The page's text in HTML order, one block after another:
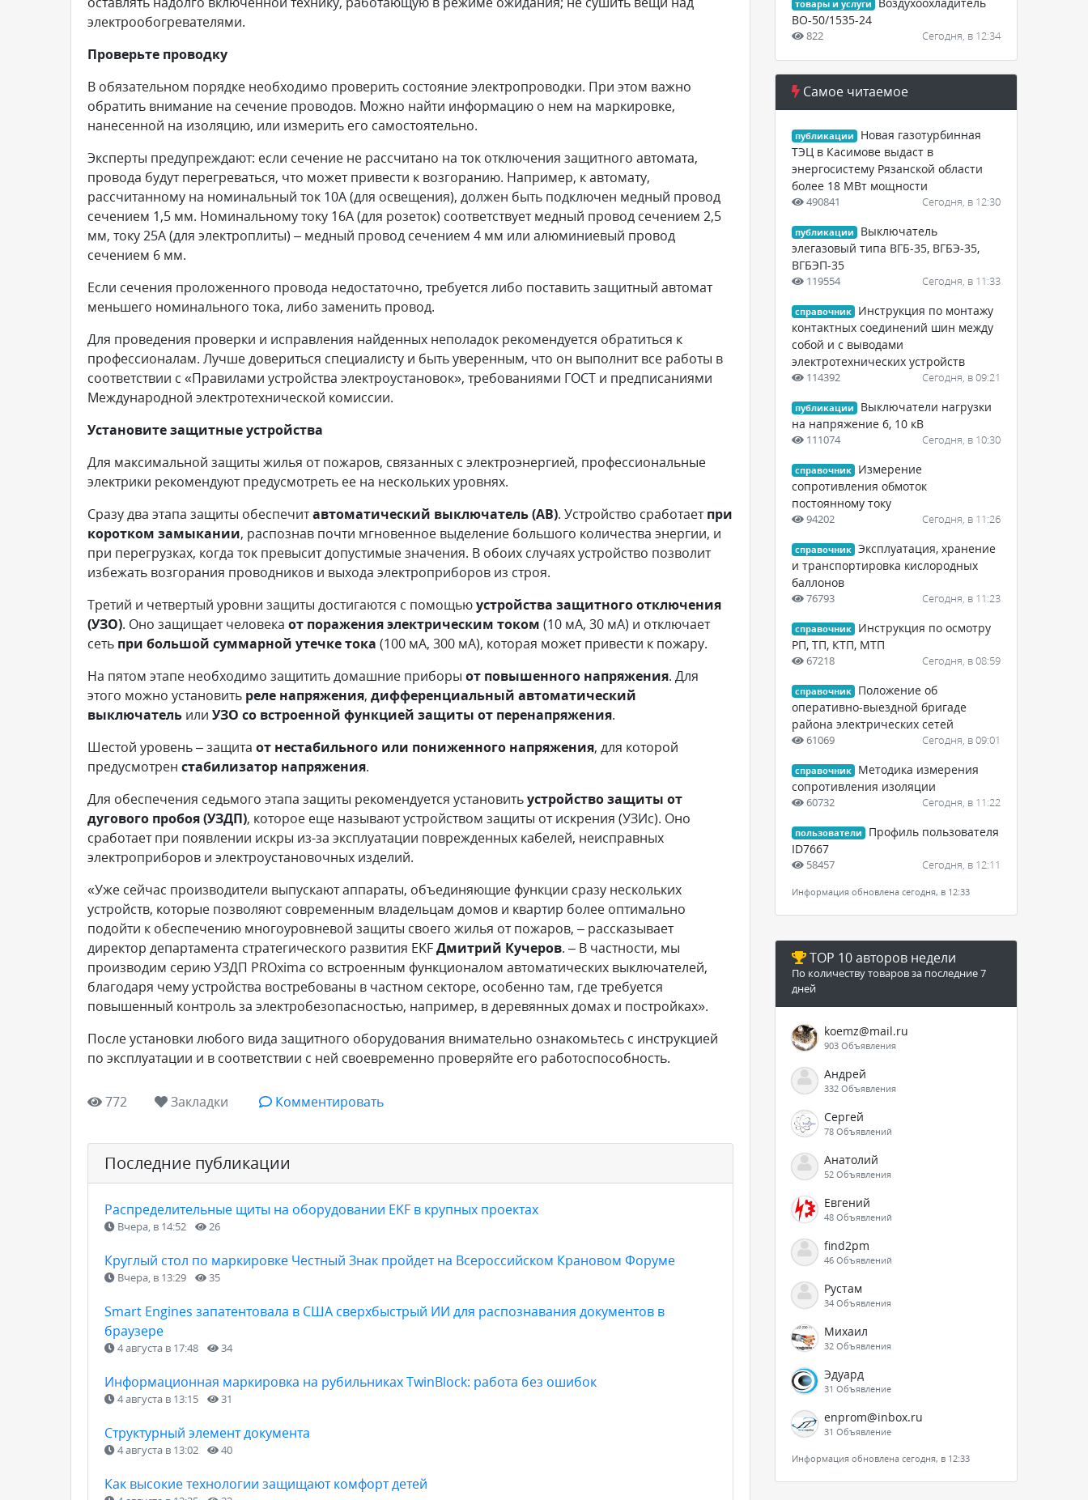
электрообогревателями.
Проверьте проводку
В обязательном порядке необходимо проверить состояние электропроводки. При этом важно
обратить внимание на сечение проводов. Можно найти информацию о нем на маркировке,
нанесенной на изоляцию, или измерить его самостоятельно.
Эксперты предупреждают: если сечение не рассчитано на ток отключения защитного автомата,
провода будут перегреваться, что может привести к возгоранию. Например, к автомату,
рассчитанному на номинальный ток 10А (для освещения), должен быть подключен медный провод
сечением 1,5 мм. Номинальному току 16А (для розеток) соответствует медный провод сечением 2,5
мм, току 25А (для электроплиты) – медный провод сечением 4 мм или алюминиевый провод
сечением 6 мм.
Если сечения проложенного провода недостаточно, требуется либо поставить защитный автомат
меньшего номинального тока, либо заменить провод.
Для проведения проверки и исправления найденных неполадок рекомендуется обратиться к
профессионалам. Лучше довериться специалисту и быть уверенным, что он выполнит все работы в
соответствии с «Правилами устройства электроустановок», требованиями ГОСТ и предписаниями
Международной электротехнической комиссии.
Установите защитные устройства
Для максимальной защиты жилья от пожаров, связанных с электроэнергией, профессиональные
электрики рекомендуют предусмотреть ее на нескольких уровнях.
Сразу два этапа защиты обеспечитавтоматический выключатель (АВ). Устройство сработаетпри
коротком замыкании, распознав почти мгновенное выделение большого количества энергии, и
при перегрузках, когда ток превысит допустимые значения. В обоих случаях устройство позволит
избежать возгорания проводников и выхода электроприборов из строя.
Третий и четвертый уровни защиты достигаются с помощьюустройства защитного отключения
(УЗО). Оно защищает человека от поражения электрическим током (10 мА, 30 мА) и отключает
сеть при большой суммарной утечке тока (100 мА, 300 мА), которая может привести к пожару.
На пятом этапе необходимо защитить домашние приборы от повышенного напряжения. Для
этого можно установить реле напряжения, дифференциальный автоматический
выключатель или УЗО со встроенной функцией защиты от перенапряжения.
Шестой уровень – защита от нестабильного или пониженного напряжения, для которой
предусмотрен стабилизатор напряжения.
Для обеспечения седьмого этапа защиты рекомендуется установитьустройство защиты от
дугового пробоя (УЗДП), которое еще называют устройством защиты от искрения (УЗИс). Оно
сработает при появлении искры из-за эксплуатации поврежденных кабелей, неисправных
электроприборов и электроустановочных изделий.
«Уже сейчас производители выпускают аппараты, объединяющие функции сразу нескольких
устройств, которые позволяют современным владельцам домов и квартир более оптимально
подойти к обеспечению многоуровневой защиты своего жилья от пожаров, – рассказывает
директор департамента стратегического развития EKFДмитрий Кучеров. – В частности, мы
производим серию УЗДП PROxima со встроенным функционалом автоматических выключателей,
благодаря чему устройства востребованы в частном секторе, особенно там, где требуется
повышенный контроль за электробезопасностью, например, в деревянных домах и постройках».
После установки любого вида защитного оборудования внимательно ознакомьтесь с инструкцией
по эксплуатации и в соответствии с ней своевременно проверяйте его работоспособность.
772 Закладки Комментировать
Последние публикации
Распределительные щиты на оборудовании EKF в крупных проектах
Вчера, в 14:52 26
Круглый стол по маркировке Честный Знак пройдет на Всероссийском Крановом Форуме
Вчера, в 13:29 35
Smart Engines запатентовала в США сверхбыстрый ИИ для распознавания документов в
браузере
4 августа в 17:48 34
Информационная маркировка на рубильниках TwinBlock: работа без ошибок
4 августа в 13:15 31
Структурный элемент документа
4 августа в 13:02 40
Как высокие технологии защищают комфорт детей
товары и услуги
ВО-50/1535-24
822 Сегодня, в 12:34
Самое читаемое
публикации
Новая газотурбинная
ТЭЦ в Касимове выдаст в
энергосистему Рязанской области
более 18 МВт мощности
490841 Сегодня, в 12:30
публикации
Выключатель
элегазовый типа ВГБ-35, ВГБЭ-35,
ВГБЭП-35
119554 Сегодня, в 11:33
справочник
Инструкция по монтажу
контактных соединений шин между
собой и с выводами
электротехнических устройств
114392 Сегодня, в 09:21
публикации
Выключатели нагрузки
на напряжение 6, 10 кВ
111074 Сегодня, в 10:30
справочник
Измерение
сопротивления обмоток
постоянному току
94202 Сегодня, в 11:26
справочник Эксплуатация, хранение
и транспортировка кислородных
баллонов
76793 Сегодня, в 11:23
справочник
Инструкция по осмотру
РП, ТП, КТП, МТП
67218 Сегодня, в 08:59
справочник
Положение об
оперативно-выездной бригаде
района электрических сетей
61069 Сегодня, в 09:01
справочник
Методика измерения
сопротивления изоляции
60732 Сегодня, в 11:22
пользователи
Профиль пользователя
ID7667
58457 Сегодня, в 12:11
Информация обновлена сегодня, в 12:33
TOP 10 авторов недели
По количеству товаров за последние 7
дней
koemz@mail.ru
903 Объявления
Андрей
332 Объявления
Сергей
78 Объявлений
Анатолий
52 Объявления
Евгений
48 Объявлений
find2pm
46 Объявлений
Рустам
34 Объявления
Михаил
32 Объявления
Эдуард
31 Объявление
enprom@inbox.ru
31 Объявление
Информация обновлена сегодня, в 12:33